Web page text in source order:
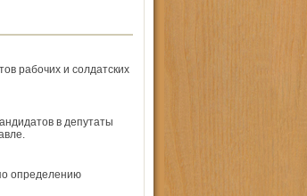
рабочих и солдатских
в депутаты
определению